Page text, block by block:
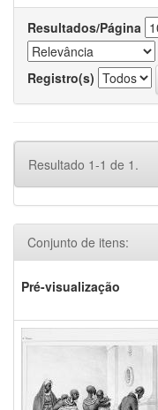
Resultados/Página
Registro(s)
Resultado 1-1 de 1.
Conjunto de itens:
Pré-visualização